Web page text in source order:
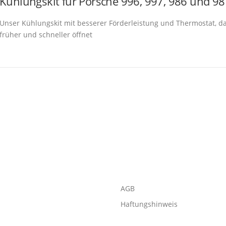
Unser Kühlungskit mit besserer Förderleistung und Thermostat,
früher und schneller öffnet
AGB
Haftungshinweis